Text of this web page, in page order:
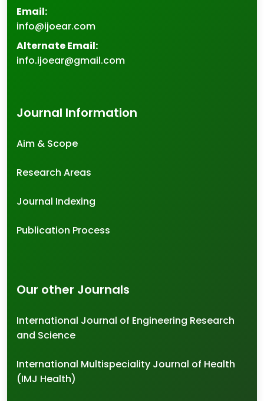
Email:
info@ijoear.com
Alternate Email:
info.ijoear@gmail.com
Journal Information
Aim & Scope
Research Areas
Journal Indexing
Publication Process
Our other Journals
International Journal of Engineering Research
and Science
International Multispeciality Journal of Health
(IMJ Health)